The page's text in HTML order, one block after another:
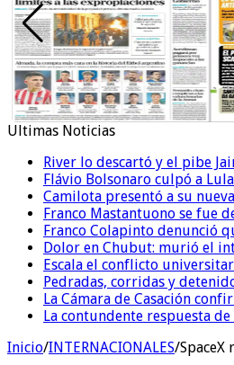
Ultimas Noticias
River lo descartó y el pibe
Flávio Bolsonaro culpó a
Camilota presentó a su
Franco Mastantuono se fue
Franco Colapinto denunció
Dolor en Chubut: murió el
Escala el conflicto
Pedradas, corridas y
La Cámara de Casación
La contundente respuesta
Inicio/INTERNACIONALES/